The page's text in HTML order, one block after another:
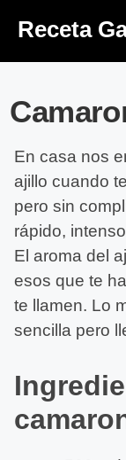
Receta
En casa nos
ajillo cuando
pero sin
rápido,
El aroma del
esos que te
te llamen. Lo
sencilla pero